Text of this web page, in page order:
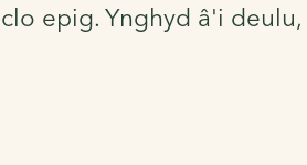
epig. Ynghyd â'i